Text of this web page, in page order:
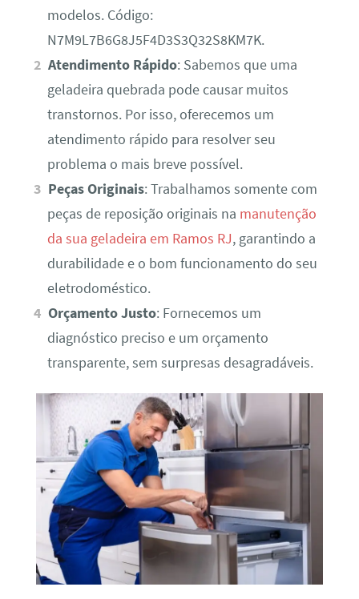
modelos. Código:
N7M9L7B6G8J5F4D3S3Q32S8KM7K.
Atendimento Rápido: Sabemos que uma
geladeira quebrada pode causar muitos
transtornos. Por isso, oferecemos um
atendimento rápido para resolver seu
problema o mais breve possível.
Peças Originais: Trabalhamos somente com
peças de reposição originais na manutenção
da sua geladeira em Ramos RJ, garantindo a
durabilidade e o bom funcionamento do seu
eletrodoméstico.
Orçamento Justo: Fornecemos um
diagnóstico preciso e um orçamento
transparente, sem surpresas desagradáveis.